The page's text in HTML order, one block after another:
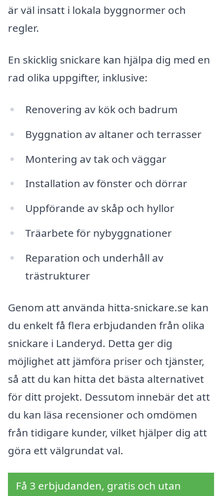
är väl insatt i lokala byggnormer och
regler.
En skicklig snickare kan hjälpa dig med en
rad olika uppgifter, inklusive:
Renovering av kök och badrum
Byggnation av altaner och terrasser
Montering av tak och väggar
Installation av fönster och dörrar
Uppförande av skåp och hyllor
Träarbete för nybyggnationer
Reparation och underhåll av
trästrukturer
Genom att använda hitta-snickare.se kan
du enkelt få flera erbjudanden från olika
snickare i Landeryd. Detta ger dig
möjlighet att jämföra priser och tjänster,
så att du kan hitta det bästa alternativet
för ditt projekt. Dessutom innebär det att
du kan läsa recensioner och omdömen
från tidigare kunder, vilket hjälper dig att
göra ett välgrundat val.
Få 3 erbjudanden, gratis och utan